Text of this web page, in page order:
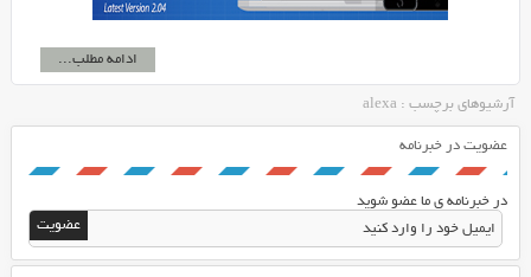
ادامه مطلب...
آرشیوهای برچسب : alexa
عضویت در خبرنامه
در خبرنامه ی ما عضو شوید